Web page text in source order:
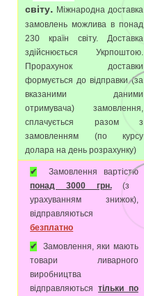
світу. Міжнародна доставка
замовлень можлива в понад
230 країн світу. Доставка
здійснюється Укрпоштою.
Прорахунок доставки
формується до відправки (за
вказаними даними
отримувача) замовлення,
сплачується разом з
замовленням (по курсу
долара на день розрахунку)
✔ Замовлення вартістю
понад 3000 грн.(з
урахуванням знижок),
відправляються
безплатно
✔
Замовлення, яки мають
товари ливарного
виробництва
відправляються тільки по